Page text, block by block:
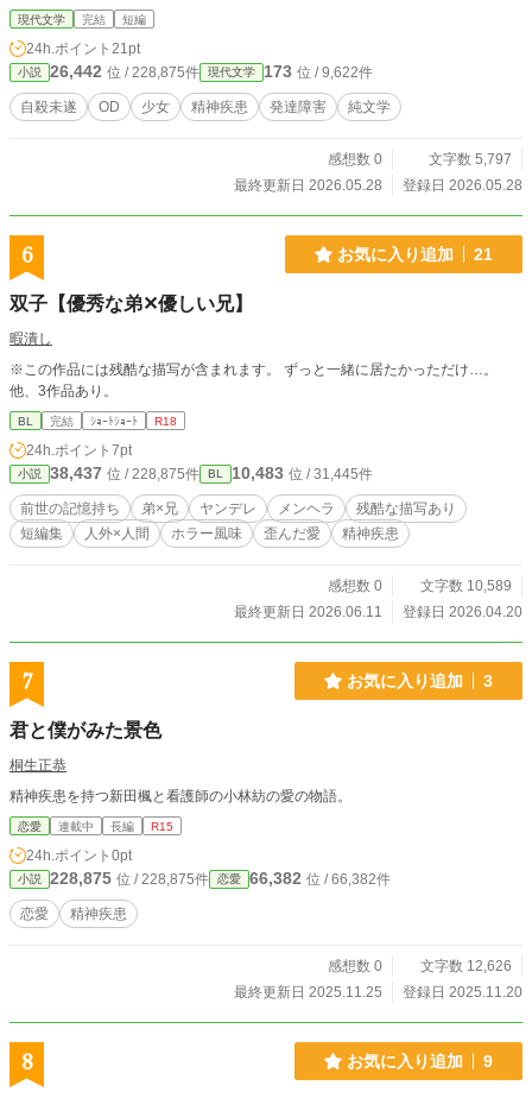
現代文学 完結 短編
24h.ポイント 21pt
小説 26,442 位 / 228,875件 現代文学 173 位 / 9,622件
自殺未遂 OD 少女 精神疾患 発達障害 純文学
感想数 0
文字数 5,797
最終更新日 2026.05.28
登録日 2026.05.28
6 お気に入り追加 21
双子【優秀な弟✕優しい兄】
暇潰し
※この作品には残酷な描写が含まれます。 ずっと一緒に居たかっただけ…。
他、3作品あり。
BL 完結 ｼｮｰﾄｼｮｰﾄ R18
24h.ポイント 7pt
小説 38,437 位 / 228,875件 BL 10,483 位 / 31,445件
前世の記憶持ち 弟×兄 ヤンデレ メンヘラ
残酷な描写あり
短編集
人外×人間 ホラー風味 歪んだ愛 精神疾患
感想数 0
文字数 10,589
最終更新日 2026.06.11
登録日 2026.04.20
7 お気に入り追加 3
君と僕がみた景色
桐生正恭
精神疾患を持つ新田楓と看護師の小林紡の愛の物語。
恋愛 連載中 長編 R15
24h.ポイント 0pt
小説 228,875 位 / 228,875件 恋愛 66,382 位 / 66,382件
恋愛 精神疾患
感想数 0
文字数 12,626
最終更新日 2025.11.25
登録日 2025.11.20
8 お気に入り追加 9